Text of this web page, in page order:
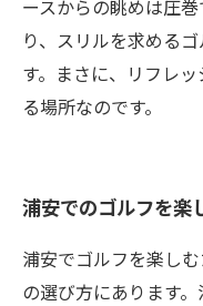
ースからの眺めは圧
り、スリルを求める
す。まさに、リフレ
る場所なのです。
浦安でのゴルフを楽
浦安でゴルフを楽し
の選び方にあります